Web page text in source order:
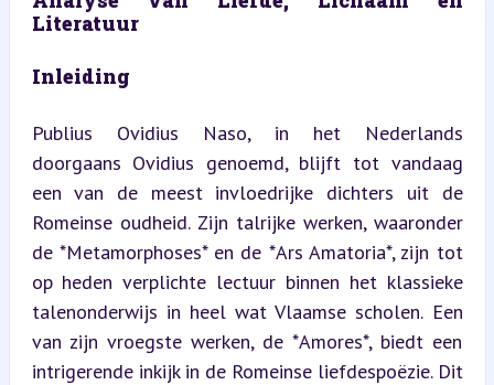
Literatuur
Inleiding
Publius Ovidius Naso, in het Nederlands
doorgaans Ovidius genoemd, blijft tot vandaag
een van de meest invloedrijke dichters uit de
Romeinse oudheid. Zijn talrijke werken, waaronder
de *Metamorphoses* en de *Ars Amatoria*, zijn tot
op heden verplichte lectuur binnen het klassieke
talenonderwijs in heel wat Vlaamse scholen. Een
van zijn vroegste werken, de *Amores*, biedt een
intrigerende inkijk in de Romeinse liefdespoëzie. Dit